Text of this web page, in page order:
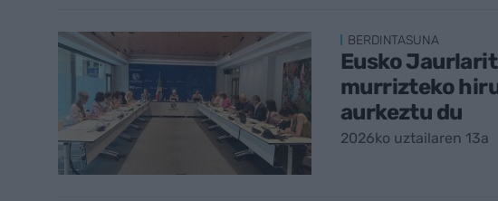
BERDINTASUNA
Eusko
murrizteko
aurkeztu du
2026ko uztailaren 13a